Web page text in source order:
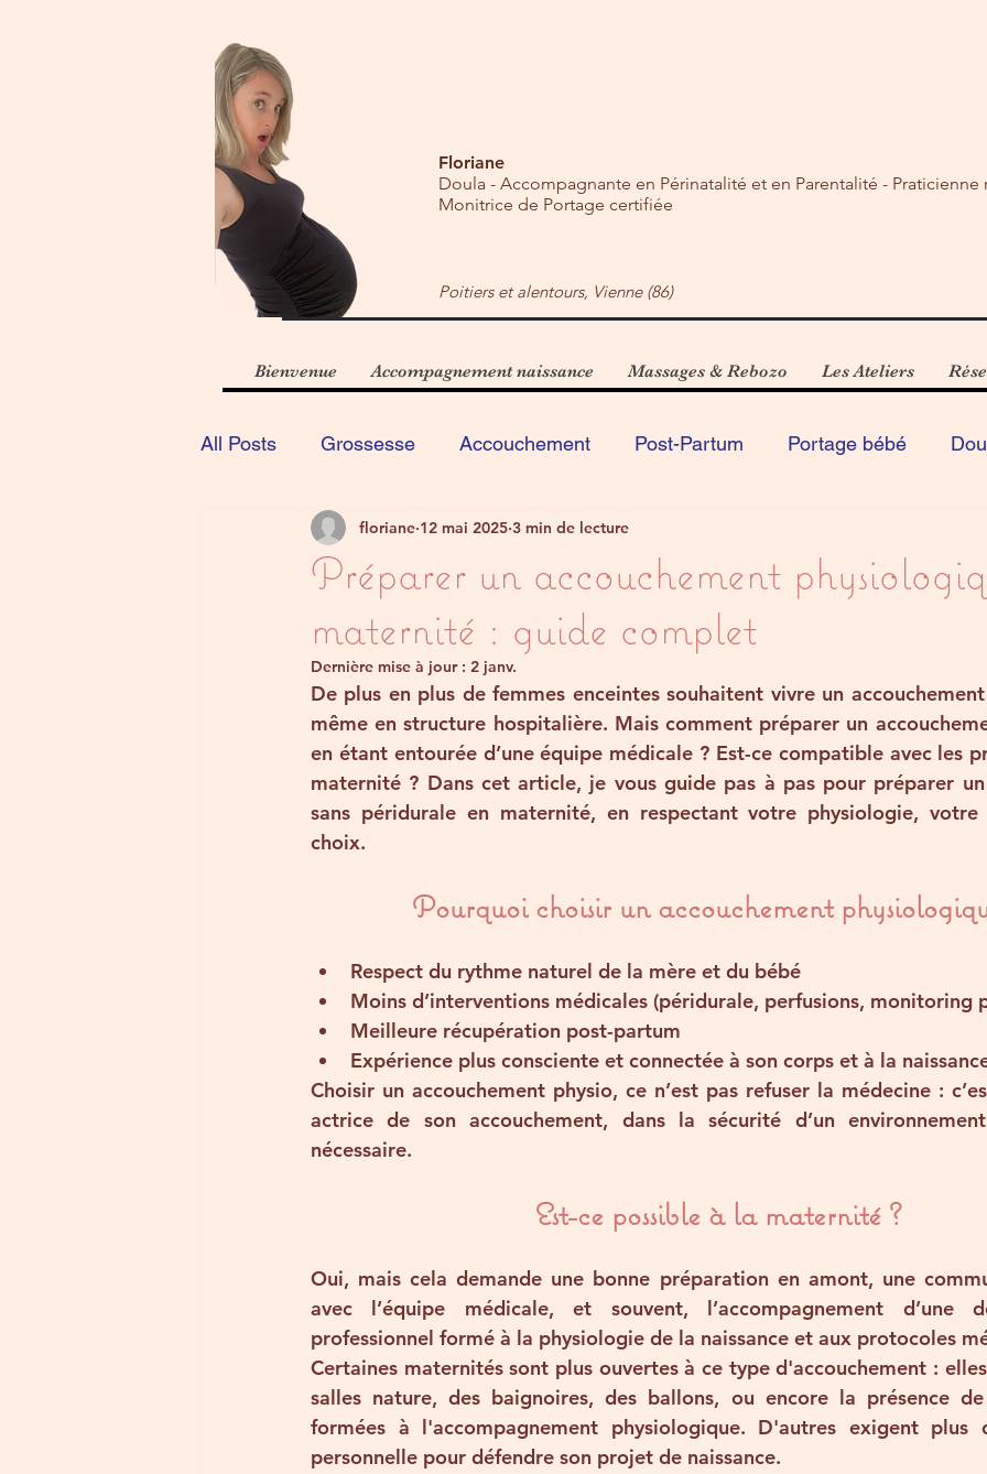
Floriane
Doula - Accompagnante en Périnatalité et en Parentalité -
Monitrice de Portage certifiée
Poitiers et alentours, Vienne (86)
Bienvenue Accompagnement naissance Massages & Rebozo Les Ateliers
All Posts Grossesse Accouchement Post-Partum Portage bébé
Préparer un accouchement
maternité : guide complet
floriane 12 mai 2025 3 min de lecture
Dernière mise à jour : 2 janv.
De plus en plus de femmes enceintes souhaitent vivre un
même en structure hospitalière. Mais comment préparer un
en étant entourée d’une équipe médicale ? Est-ce compatible avec les
maternité ? Dans cet article, je vous guide pas à pas pour préparer
sans péridurale en maternité, en respectant votre physiologie,
choix.
Pourquoi choisir un accouchement
Respect du rythme naturel de la mère et du bébé
Moins d’interventions médicales (péridurale, perfusions, monitoring
Meilleure récupération post-partum
Expérience plus consciente et connectée à son corps et à la
Choisir un accouchement physio, ce n’est pas refuser la médecine :
actrice de son accouchement, dans la sécurité d’un
nécessaire.
Est-ce possible à la maternité ?
Oui, mais cela demande une bonne préparation en amont, une
avec l’équipe médicale, et souvent, l’accompagnement d’une
professionnel formé à la physiologie de la naissance et aux protocoles
Certaines maternités sont plus ouvertes à ce type d'accouchement :
salles nature, des baignoires, des ballons, ou encore la présence de
formées à l'accompagnement physiologique. D'autres exigent plus
personnelle pour défendre son projet de naissance.